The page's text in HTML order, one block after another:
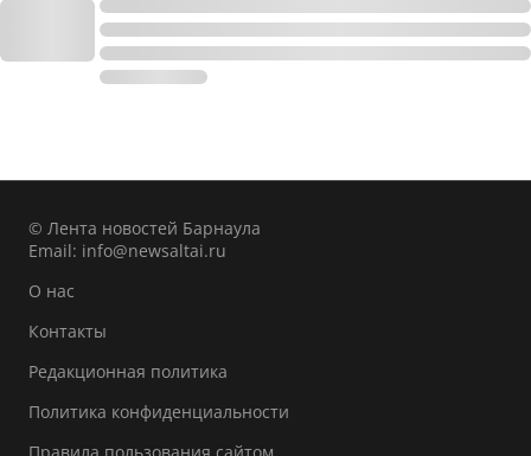
© Лента новостей Барнаула
Email: info@newsaltai.ru
О нас
Контакты
Редакционная политика
Политика конфиденциальности